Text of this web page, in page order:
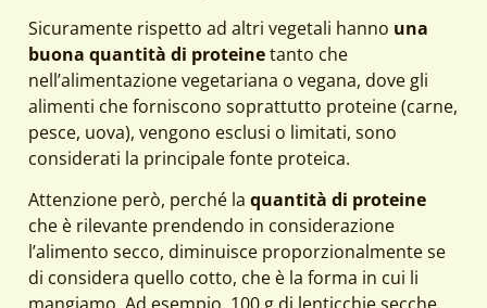
Sicuramente rispetto ad altri vegetali hanno una
buona quantità di proteinetanto che
nell’alimentazione vegetariana o vegana, dove gli
alimenti che forniscono soprattutto proteine (carne,
pesce, uova), vengono esclusi o limitati, sono
considerati la principale fonte proteica.
Attenzione però, perché la quantità di proteine
che è rilevante prendendo in considerazione
l’alimento secco, diminuisce proporzionalmente se
di considera quello cotto, che è la forma in cui li